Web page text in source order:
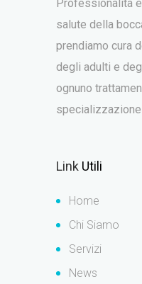
Professionalità
salute della
prendiamo cura
degli adulti e
ognuno
specializzazione
Link Utili
Home
Chi Siamo
Servizi
News